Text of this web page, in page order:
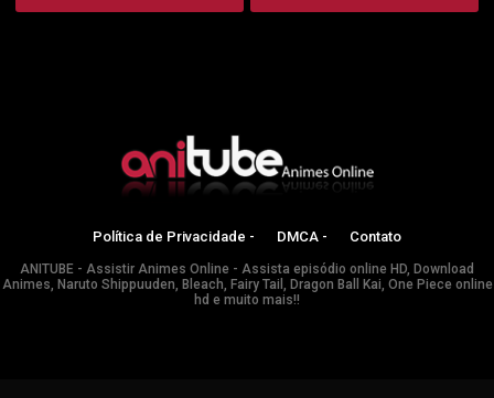
Política de Privacidade - DMCA - Contato
ANITUBE - Assistir Animes Online - Assista episódio online HD, Download
Animes, Naruto Shippuuden, Bleach, Fairy Tail, Dragon Ball Kai, One Piece online
hd e muito mais!!